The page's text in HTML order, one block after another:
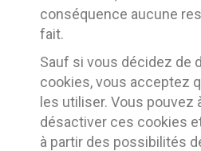
conséquence aucune
fait.
Sauf si vous décidez de
cookies, vous acceptez
les utiliser. Vous
désactiver ces cookies
à partir des possibilités